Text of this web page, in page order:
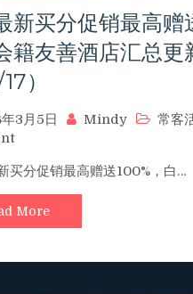
善
酒
店
汇
总
新
（04/30）
新买分促销最高赠
籍友善酒店汇总更
）
3月5日 Mindy 常客
on
际
最
新
买
买分促销最高赠送100%，白…
More